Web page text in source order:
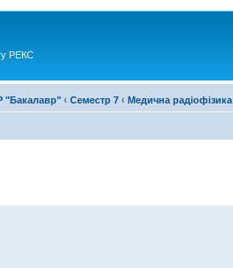
РЕКС
"Бакалавр" ‹ Семестр 7 ‹ Медична радіофізика